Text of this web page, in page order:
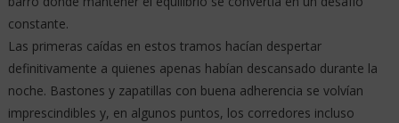
constante.
Las primeras caídas en estos tramos hacían despertar
definitivamente a quienes apenas habían descansado durante la
noche. Bastones y zapatillas con buena adherencia se volvían
imprescindibles y, en algunos puntos, los corredores incluso